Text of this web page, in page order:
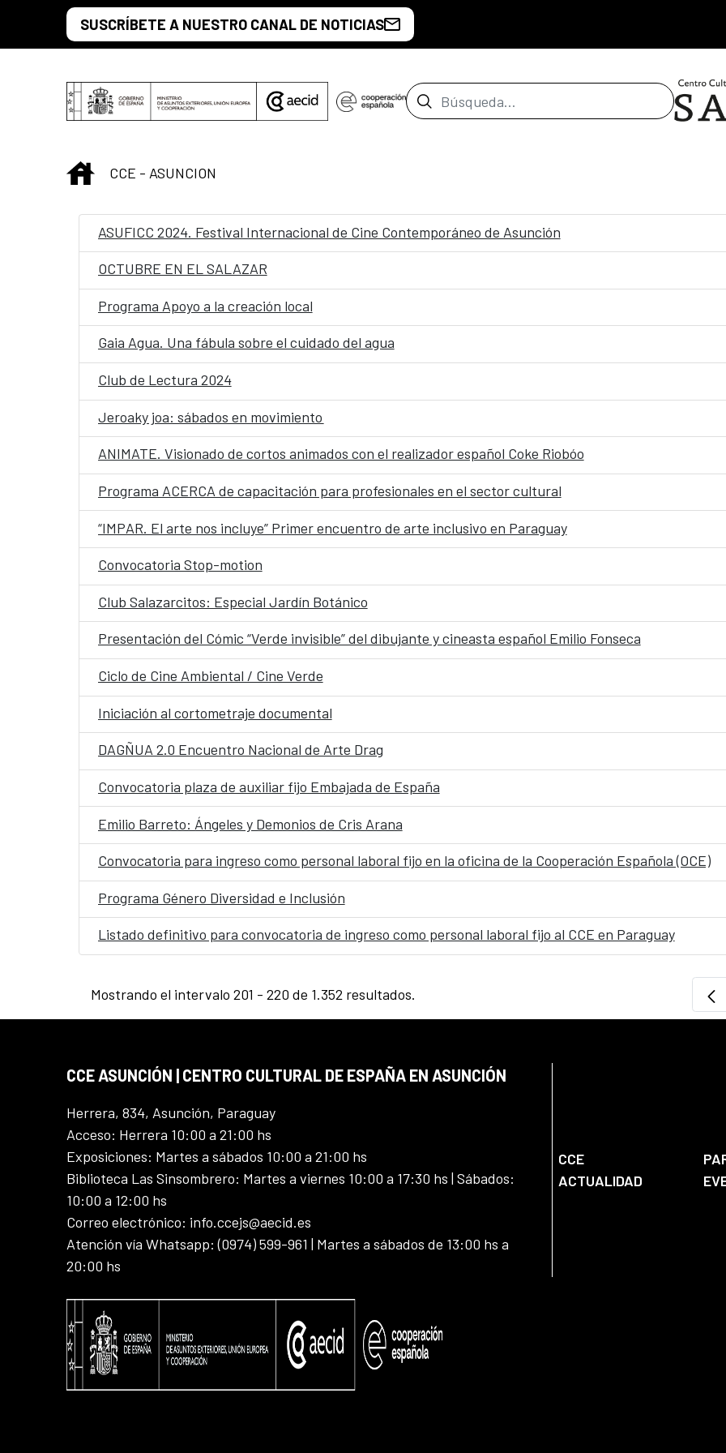
Saltar al contenido principal
SUSCRÍBETE A NUESTRO CANAL DE NOTICIAS
Barra de búsqueda
INICIO
CCE - ASUNCION
ASUFICC 2024. Festival Internacional de Cine Contemporáneo de Asunción
OCTUBRE EN EL SALAZAR
Programa Apoyo a la creación local
Gaia Agua. Una fábula sobre el cuidado del agua
Club de Lectura 2024
Jeroaky joa: sábados en movimiento
ANIMATE. Visionado de cortos animados con el realizador español Coke Riobóo
Programa ACERCA de capacitación para profesionales en el sector cultural
“IMPAR. El arte nos incluye” Primer encuentro de arte inclusivo en Paraguay
Convocatoria Stop-motion
Club Salazarcitos: Especial Jardín Botánico
Presentación del Cómic “Verde invisible” del dibujante y cineasta español Emilio Fonseca
Ciclo de Cine Ambiental / Cine Verde
Iniciación al cortometraje documental
DAGÑUA 2.0 Encuentro Nacional de Arte Drag
Convocatoria plaza de auxiliar fijo Embajada de España
Emilio Barreto: Ángeles y Demonios de Cris Arana
Convocatoria para ingreso como personal laboral fijo en la oficina de la Cooperación Española (OCE)
Programa Género Diversidad e Inclusión
Listado definitivo para convocatoria de ingreso como personal laboral fijo al CCE en Paraguay
Mostrando el intervalo 201 - 220 de 1.352 resultados.
CCE ASUNCIÓN | CENTRO CULTURAL DE ESPAÑA EN ASUNCIÓN
Herrera, 834, Asunción, Paraguay
Acceso: Herrera 10:00 a 21:00 hs
Exposiciones: Martes a sábados 10:00 a 21:00 hs
Biblioteca Las Sinsombrero: Martes a viernes 10:00 a 17:30 hs | Sábados:
10:00 a 12:00 hs
Correo electrónico: info.ccejs@aecid.es
Atención vía Whatsapp: (0974) 599-961 | Martes a sábados de 13:00 hs a
20:00 hs
CCE
ACTUALIDAD